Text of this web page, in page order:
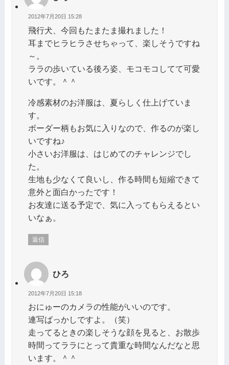
2012年7月20日 15:28
飛行犬、今回もたまたま撮れました！
耳までヒラヒラさせちゃって、楽しそうですね
～。
ララの歩いている後ろ姿、モコモコしてて可愛
いです。＾＾
冷感素材のお洋服は、夏らしく仕上げていま
す。
ボーダー柄もお気に入りなので、作るのが楽し
いですね♪
小さいお洋服は、はじめてのチャレンジでし
た。
生地も少なくて良いし、作る時間も短縮できて
意外と面白かったです！
お友達に送る予定で、気に入ってもらえるとい
いなぁ。
返信
ひろ
2012年7月20日 15:18
おにゅーのカメラの性能がいいのです。
連写ばっかしですよ。（笑）
走ってるときの楽しそうな顔を見ると、お散歩
時間ってララにとって貴重な時間なんだなと思
います。＾＾